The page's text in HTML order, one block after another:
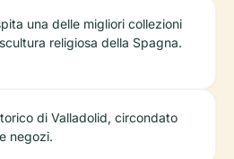
una delle migliori collezioni
religiosa della Spagna.
di Valladolid, circondato
negozi.